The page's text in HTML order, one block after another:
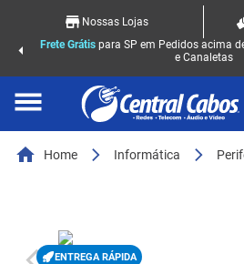
Nossas Lojas
Frete Grátispara SP em Pedidos acima
e Canaletas
Home Informática
ENTREGA RÁPIDA